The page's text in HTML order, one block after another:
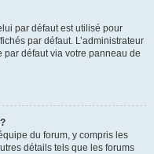
par défaut est utilisé pour
par défaut. L’administrateur
défaut via votre panneau de
du forum, y compris les
détails tels que les forums